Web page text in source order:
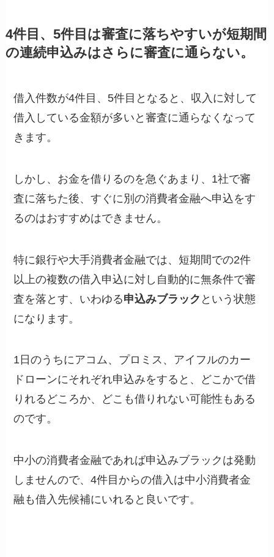
4件目、5件目は審査に落ちやすいが短期間
の連続申込みはさらに審査に通らない。
借入件数が4件目、5件目となると、収入に対して
借入している金額が多いと審査に通らなくなって
きます。
しかし、お金を借りるのを急ぐあまり、1社で審
査に落ちた後、すぐに別の消費者金融へ申込をす
るのはおすすめはできません。
特に銀行や大手消費者金融では、短期間での2件
以上の複数の借入申込に対し自動的に無条件で審
査を落とす、いわゆる申込みブラック という状態
になります。
1日のうちにアコム、プロミス、アイフルのカー
ドローンにそれぞれ申込みをすると、どこかで借
りれるどころか、どこも借りれない可能性もある
のです。
中小の消費者金融であれば申込みブラックは発動
しませんので、4件目からの借入は中小消費者金
融も借入先候補にいれると良いです。